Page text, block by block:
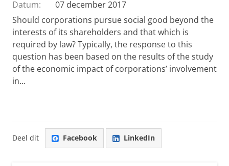
Datum:
07 december 2017
Should corporations pursue social good beyond the
interests of its shareholders and that which is
required by law? Typically, the response to this
question has been based on the results of the study
of the economic impact of corporations’ involvement
in...
Deel dit Facebook LinkedIn